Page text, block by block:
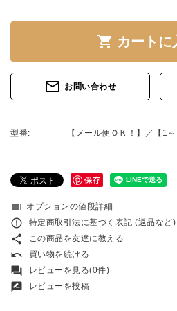
shopping_cart カートに
mail_outline お問い合わせ
型番: 【メール便ＯＫ！】／【1～
保存
toc オプションの値段詳細
error_outline 特定商取引法に基づく表記 (返品など)
share この商品を友達に教える
undo 買い物を続ける
forum レビューを見る(0件)
rate_review レビューを投稿